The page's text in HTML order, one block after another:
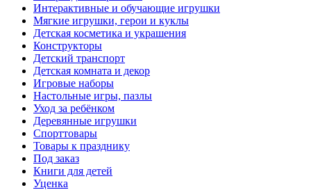
Интерактивные и обучающие игрушки
Мягкие игрушки, герои и куклы
Детская косметика и украшения
Конструкторы
Детский транспорт
Детская комната и декор
Игровые наборы
Настольные игры, пазлы
Уход за ребёнком
Деревянные игрушки
Спорттовары
Товары к празднику
Под заказ
Книги для детей
Уценка